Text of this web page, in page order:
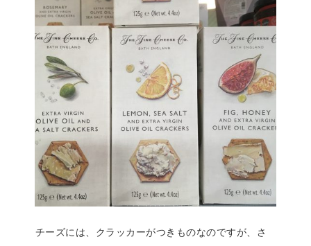
チーズには、クラッカーがつきものなのですが、さ